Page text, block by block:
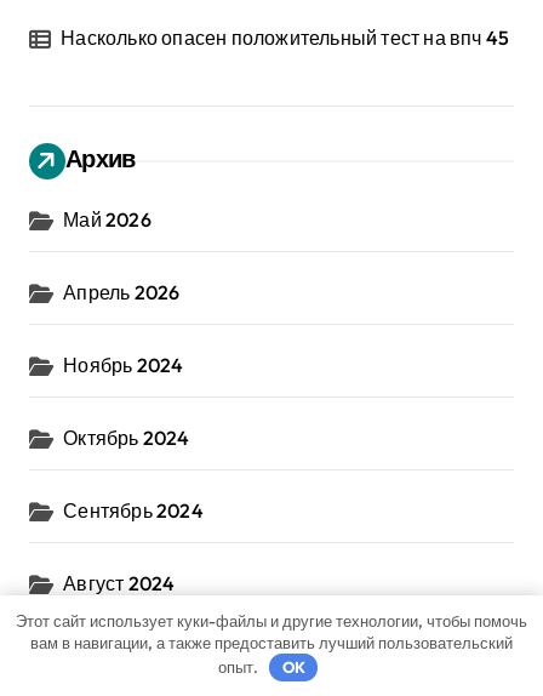
Насколько опасен положительный тест на впч 45
Архив
Май 2026
Апрель 2026
Ноябрь 2024
Октябрь 2024
Сентябрь 2024
Август 2024
Июль 2024
Этот сайт использует куки-файлы и другие технологии, чтобы помочь
вам в навигации, а также предоставить лучший пользовательский
опыт.
OK